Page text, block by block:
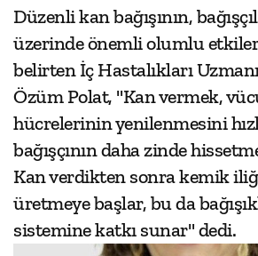
Düzenli kan bağışının,
üzerinde önemli olumlu
belirten İç Hastalıkları
Özüm Polat, "Kan vermek,
hücrelerinin yenilenmesini
bağışçının daha zinde
Kan verdikten sonra kemik
üretmeye başlar, bu da
sistemine katkı sunar" dedi.